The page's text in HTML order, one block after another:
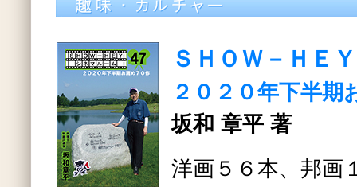
ＳＨＯＷ－ＨＥ
２０２０年下半期
坂和 章平 著
洋画５６本、邦画